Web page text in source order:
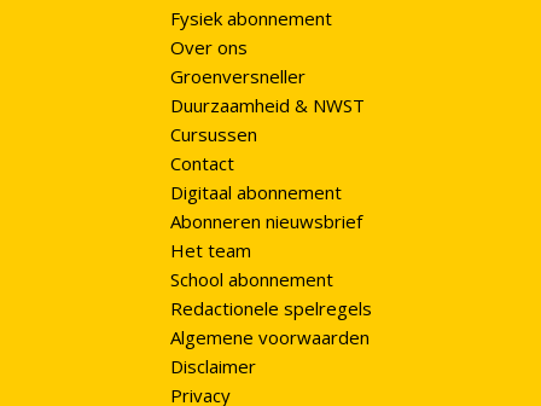
Fysiek abonnement
Over ons
Groenversneller
Duurzaamheid & NWST
Cursussen
Contact
Digitaal abonnement
Abonneren nieuwsbrief
Het team
School abonnement
Redactionele spelregels
Algemene voorwaarden
Disclaimer
Privacy